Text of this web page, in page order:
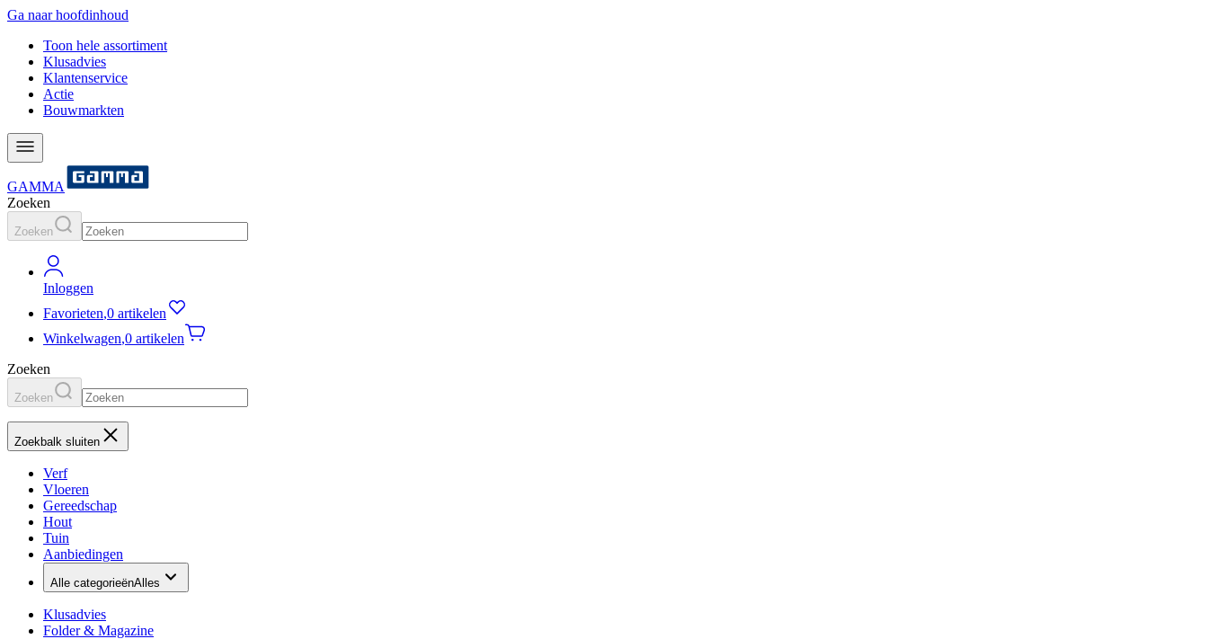
Ga naar hoofdinhoud
Toon hele assortiment
Klusadvies
Klantenservice
Actie
Bouwmarkten
GAMMA
Zoeken
Zoeken
Inloggen
Favorieten,0 artikelen
Winkelwagen,0 artikelen
Zoeken
Zoeken
Zoekbalk sluiten
Verf
Vloeren
Gereedschap
Hout
Tuin
Aanbiedingen
Alle categorieënAlles
Klusadvies
Folder & Magazine